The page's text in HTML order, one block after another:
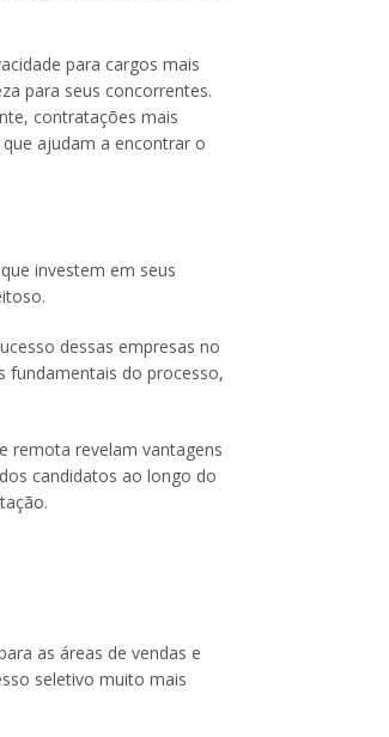
para cargos mais
para seus concorrentes.
contratações mais
ajudam a encontrar o
investem em seus
dessas empresas no
fundamentais do processo,
remota revelam vantagens
candidatos ao longo do
as áreas de vendas e
seletivo muito mais